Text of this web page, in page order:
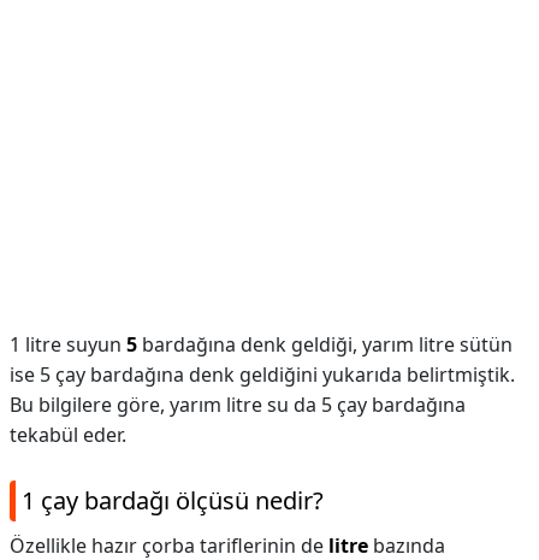
1 litre suyun 5 bardağına denk geldiği, yarım litre sütün
ise 5 çay bardağına denk geldiğini yukarıda belirtmiştik.
Bu bilgilere göre, yarım litre su da 5 çay bardağına
tekabül eder.
1 çay bardağı ölçüsü nedir?
Özellikle hazır çorba tariflerinin de litre bazında